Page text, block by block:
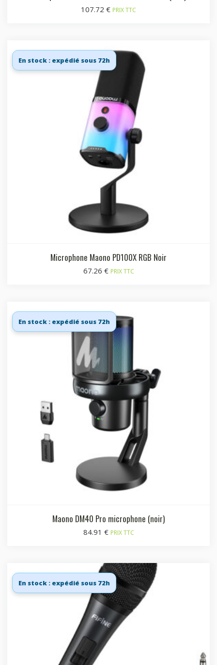
107.72 € PRIX TTC
En stock : expédié sous 72h
Microphone Maono PD100X RGB Noir
67.26 € PRIX TTC
En stock : expédié sous 72h
Maono DM40 Pro microphone (noir)
84.91 € PRIX TTC
En stock : expédié sous 72h